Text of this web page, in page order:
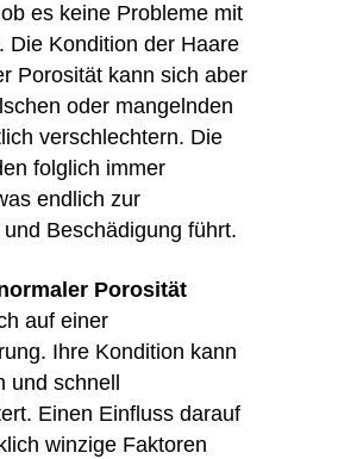
es keine Probleme mit
Die Kondition der Haare
Porosität kann sich aber
oder mangelnden
verschlechtern. Die
folglich immer
endlich zur
Beschädigung führt.
Porosität
auf einer
Ihre Kondition kann
und schnell
Einen Einfluss darauf
winzige Faktoren